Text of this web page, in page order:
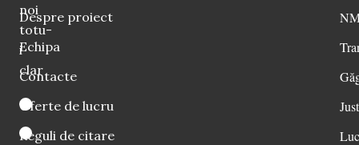
noi
totu-
i
clar
Despre proiect
Echipa
Contacte
Oferte de lucru
Reguli de citare